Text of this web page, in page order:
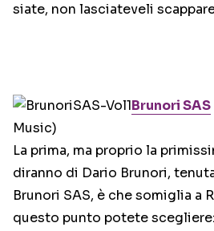
siate, non lasciateveli
Brunori SAS
Music)
La prima, ma proprio la
diranno di Dario Brunori,
Brunori SAS, è che somiglia a
questo punto potete